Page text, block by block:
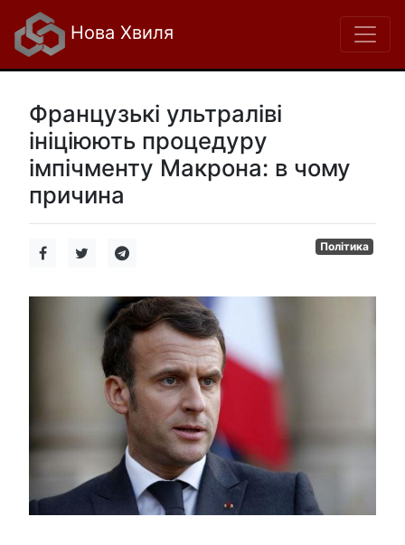
Нова Хвиля
Французькі ультраліві
ініціюють процедуру
імпічменту Макрона: в чому
причина
Політика